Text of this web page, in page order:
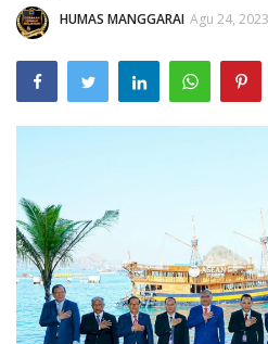
Reskrim
Lantas
Giat Ops
HUMAS MANGGARAI Agu 24,